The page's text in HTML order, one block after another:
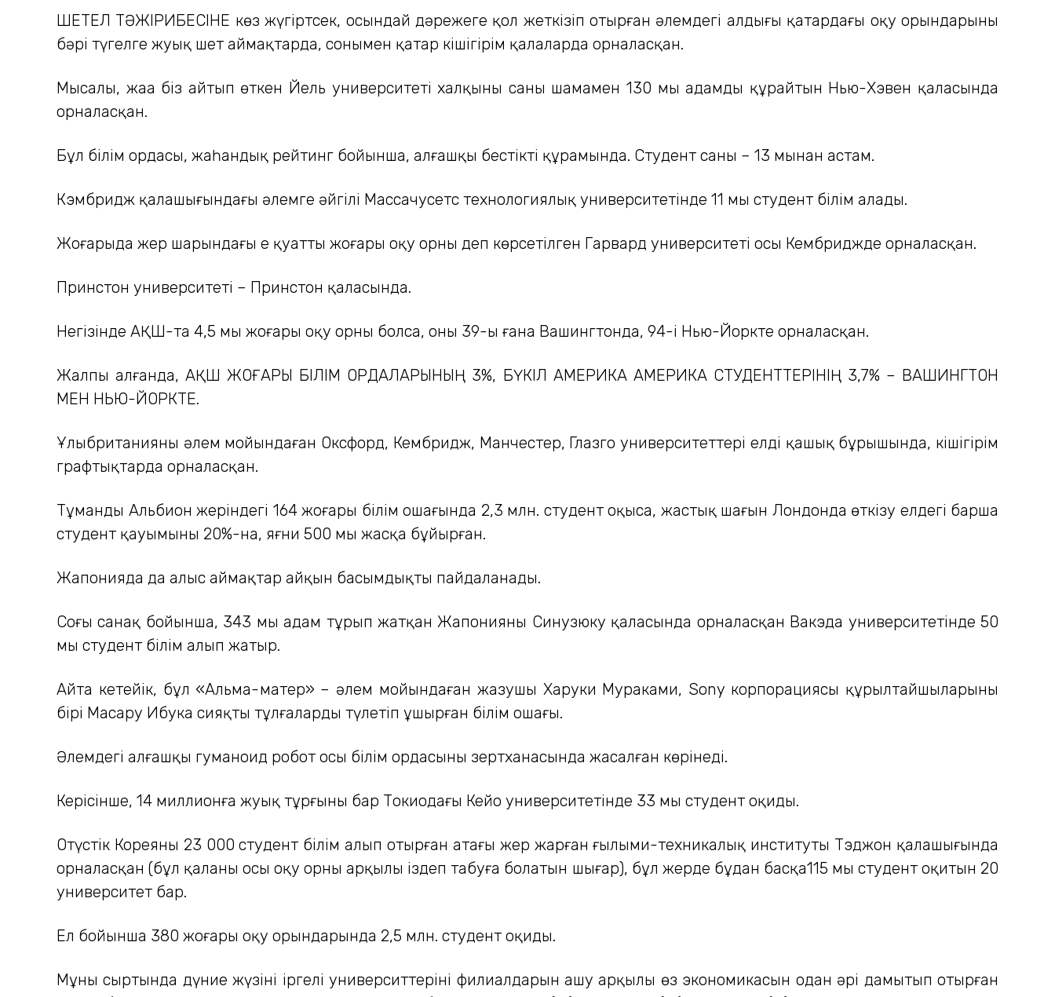
ШЕТЕЛ ТӘЖІРИБЕСІНЕ көз жүгіртсек, осындай дәрежеге қол жеткізіп отырған әлемдегі алдыңғы қатардағы оқу орындарының
бәрі түгелге жуық шет аймақтарда, сонымен қатар кішігірім қалаларда орналасқан.
Мысалы, жаңа біз айтып өткен Йель университеті халқының саны шамамен 130 мың адамды құрайтын Нью-Хэвен қаласында
орналасқан.
Бұл білім ордасы, жаһандық рейтинг бойынша, алғашқы бестіктің құрамында. Студент саны – 13 мыңнан астам.
Кэмбридж қалашығындағы әлемге әйгілі Массачусетс технологиялық университетінде 11 мың студент білім алады.
Жоғарыда жер шарындағы ең қуатты жоғары оқу орны деп көрсетілген Гарвард университеті осы Кембриджде орналасқан.
Принстон университеті – Принстон қаласында.
Негізінде АҚШ-та 4,5 мың жоғары оқу орны болса, оның 39-ы ғана Вашингтонда, 94-і Нью-Йоркте орналасқан.
Жалпы алғанда, АҚШ ЖОҒАРЫ БІЛІМ ОРДАЛАРЫНЫҢ 3%, БҮКІЛ АМЕРИКА АМЕРИКА СТУДЕНТТЕРІНІҢ 3,7% – ВАШИНГТОН
МЕН НЬЮ-ЙОРКТЕ.
Ұлыбританияның әлем мойындаған Оксфорд, Кембридж, Манчестер, Глазго университеттері елдің қашық бұрышында, кішігірім
графтықтарда орналасқан.
Тұманды Альбион жеріндегі 164 жоғары білім ошағында 2,3 млн. студент оқыса, жастық шағын Лондонда өткізу елдегі барша
студент қауымының 20%-на, яғни 500 мың жасқа бұйырған.
Жапонияда да алыс аймақтар айқын басымдықты пайдаланады.
Соңғы санақ бойынша, 343 мың адам тұрып жатқан Жапонияның Синузюку қаласында орналасқан Вакэда университетінде 50
мың студент білім алып жатыр.
Айта кетейік, бұл «Альма-матер» – әлем мойындаған жазушы Харуки Мураками, Sony корпорациясы құрылтайшыларының
бірі Масару Ибука сияқты тұлғаларды түлетіп ұшырған білім ошағы.
Әлемдегі алғашқы гуманоид робот осы білім ордасының зертханасында жасалған көрінеді.
Керісінше, 14 миллионға жуық тұрғыны бар Токиодағы Кейо университетінде 33 мың студент оқиды.
Оңтүстік Кореяның 23 000 студент білім алып отырған атағы жер жарған ғылыми-техникалық институты Тэджон қалашығында
орналасқан (бұл қаланы осы оқу орны арқылы іздеп табуға болатын шығар), бұл жерде бұдан басқа115 мың студент оқитын 20
университет бар.
Ел бойынша 380 жоғары оқу орындарында 2,5 млн. студент оқиды.
Мұның сыртында дүние жүзінің іргелі университтерінің филиалдарын ашу арқылы өз экономикасын одан әрі дамытып отырған